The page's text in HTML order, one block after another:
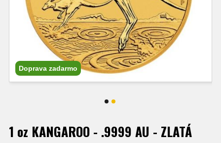
Doprava zadarmo
1 oz KANGAROO - .9999 AU - ZLATÁ